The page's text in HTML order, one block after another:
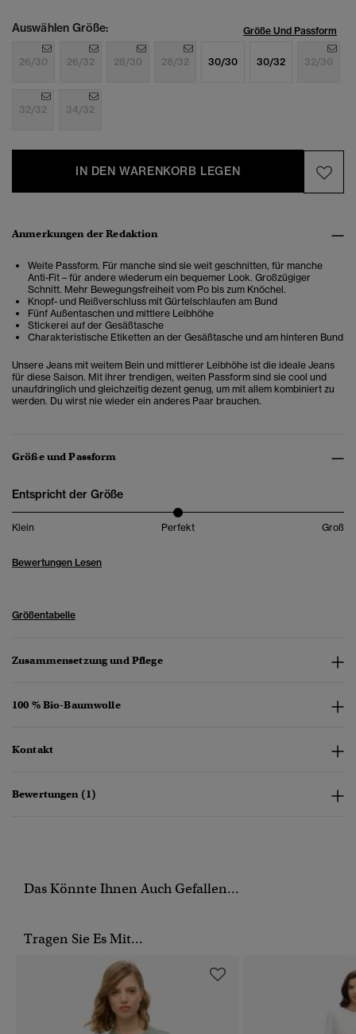
Auswählen Größe: Größe Und Passform
26/30 26/32 28/30 28/32 30/30 30/32 32/30
32/32 34/32
IN DEN WARENKORB LEGEN
Anmerkungen der Redaktion
Weite Passform. Für manche sind sie weit geschnitten, für manche
Anti-Fit – für andere wiederum ein bequemer Look. Großzügiger
Schnitt. Mehr Bewegungsfreiheit vom Po bis zum Knöchel.
Knopf- und Reißverschluss mit Gürtelschlaufen am Bund
Fünf Außentaschen und mittlere Leibhöhe
Stickerei auf der Gesäßtasche
Charakteristische Etiketten an der Gesäßtasche und am hinteren Bund
Unsere Jeans mit weitem Bein und mittlerer Leibhöhe ist die ideale Jeans
für diese Saison. Mit ihrer trendigen, weiten Passform sind sie cool und
unaufdringlich und gleichzeitig dezent genug, um mit allem kombiniert zu
werden. Du wirst nie wieder ein anderes Paar brauchen.
Größe und Passform
Entspricht der Größe
Klein Perfekt Groß
Bewertungen Lesen
Größentabelle
Zusammensetzung und Pflege
100 % Bio-Baumwolle
Kontakt
Bewertungen (1)
Das Könnte Ihnen Auch Gefallen...
Tragen Sie Es Mit...